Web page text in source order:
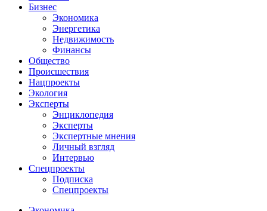
Бизнес
Экономика
Энергетика
Недвижимость
Финансы
Общество
Происшествия
Нацпроекты
Экология
Эксперты
Энциклопедия
Эксперты
Экспертные мнения
Личный взгляд
Интервью
Спецпроекты
Подписка
Спецпроекты